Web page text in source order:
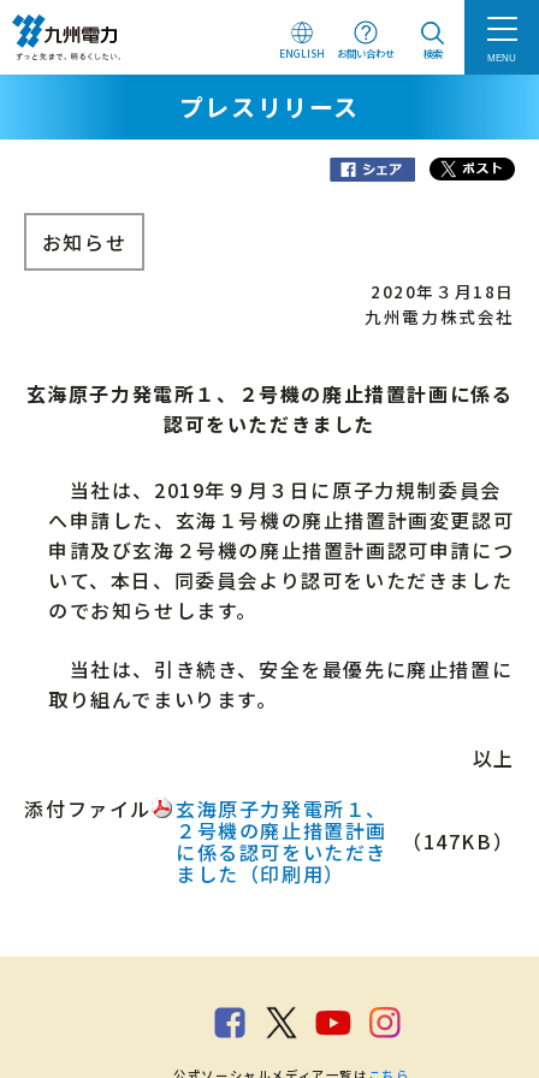
ENGLISH お問い合わせ 検索 MENU
プレスリリース
お知らせ
2020年３月18日
九州電力株式会社
玄海原子力発電所１、２号機の廃止措置計画に係る
認可をいただきました
当社は、2019年９月３日に原子力規制委員会
へ申請した、玄海１号機の廃止措置計画変更認可
申請及び玄海２号機の廃止措置計画認可申請につ
いて、本日、同委員会より認可をいただきました
のでお知らせします。
当社は、引き続き、安全を最優先に廃止措置に
取り組んでまいります。
以上
添付ファイル
玄海原子力発電所１、
２号機の廃止措置計画
に係る認可をいただき
ました（印刷用）
（147KB）